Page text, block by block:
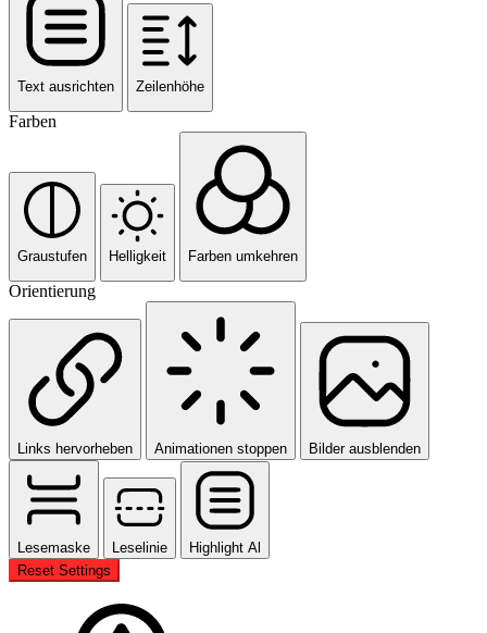
Text ausrichten Zeilenhöhe
Farben
Graustufen Helligkeit Farben umkehren
Orientierung
Links hervorheben Animationen stoppen Bilder ausblenden
Lesemaske Leselinie
Highlight Al
Reset Settings